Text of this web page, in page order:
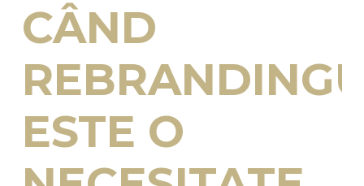
CÂND
ESTE O